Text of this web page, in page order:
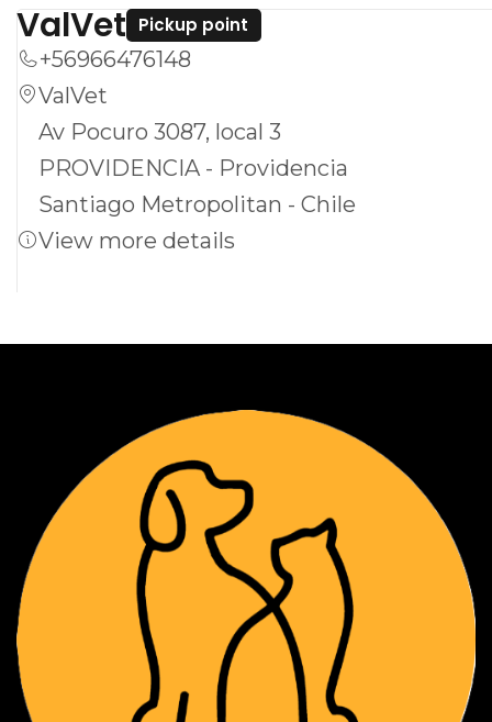
ValVet Pickup point
+56966476148
ValVet
Av Pocuro 3087, local 3
PROVIDENCIA - Providencia
Santiago Metropolitan - Chile
View more details